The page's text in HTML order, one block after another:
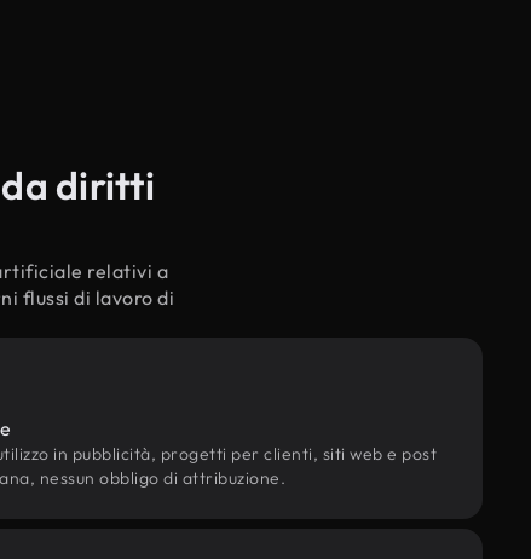
da diritti
relativi a
flussi di lavoro di
in pubblicità, progetti per clienti, siti web e post
nessun obbligo di attribuzione.